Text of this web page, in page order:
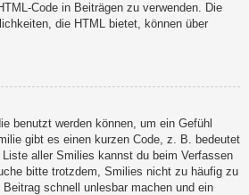
Code in Beiträgen zu verwenden. Die
die HTML bietet, können über
benutzt werden können, um ein Gefühl
gibt es einen kurzen Code, z. B. bedeutet
aller Smilies kannst du beim Verfassen
bitte trotzdem, Smilies nicht zu häufig zu
schnell unlesbar machen und ein